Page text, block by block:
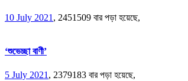
10 July 2021 , 2451509 বার পড়া হয়েছে,
‘শুভেচ্ছা বাণী’
5 July 2021 , 2379183 বার পড়া হয়েছে,